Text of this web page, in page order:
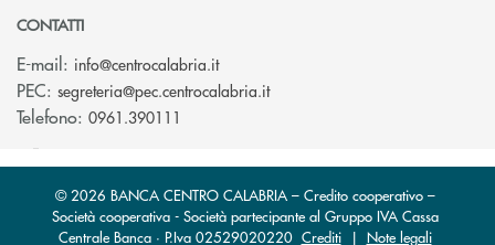
CONTATTI
E-mail: info@centrocalabria.it(si apre l’app di posta elettronica)
PEC: segreteria@pec.centrocalabria.it(si apre l’app di posta
Telefono: 0961.390111
© 2026 BANCA CENTRO CALABRIA – Credito cooperativo –
Società cooperativa - Società partecipante al Gruppo IVA Cassa
Centrale Banca · P.Iva 02529020220 Crediti| Note legali